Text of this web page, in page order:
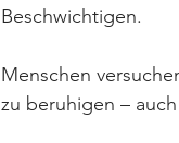
Beschwichtigen.
Menschen
zu beruhigen –